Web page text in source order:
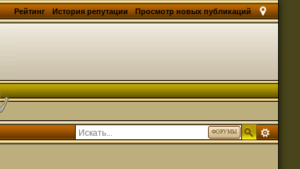
Просмотр новых публикаций
История репутации
Рейтинг
ФОРУМЫ